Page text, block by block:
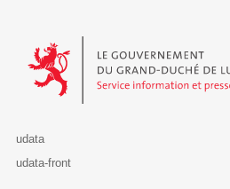
Le Gouvernement du Grand-Duché
udata
udata-front